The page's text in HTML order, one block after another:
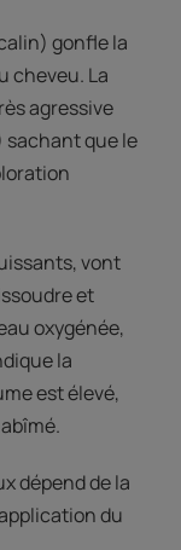
gonfle la
cheveu. La
agressive
sachant que le
vont
et
oxygénée,
la
est élevé,
dépend de la
du